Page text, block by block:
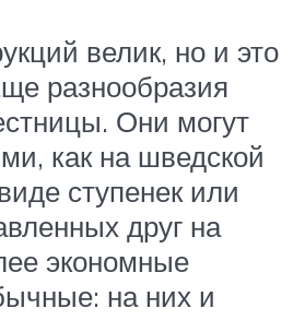
велик, но и это
разнообразия
Они могут
как на шведской
ступенек или
друг на
экономные
на них и